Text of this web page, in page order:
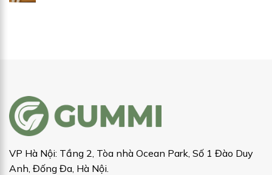
VP Hà Nội: Tầng 2, Tòa nhà Ocean Park, Số 1 Đào Duy
Anh, Đống Đa, Hà Nội.